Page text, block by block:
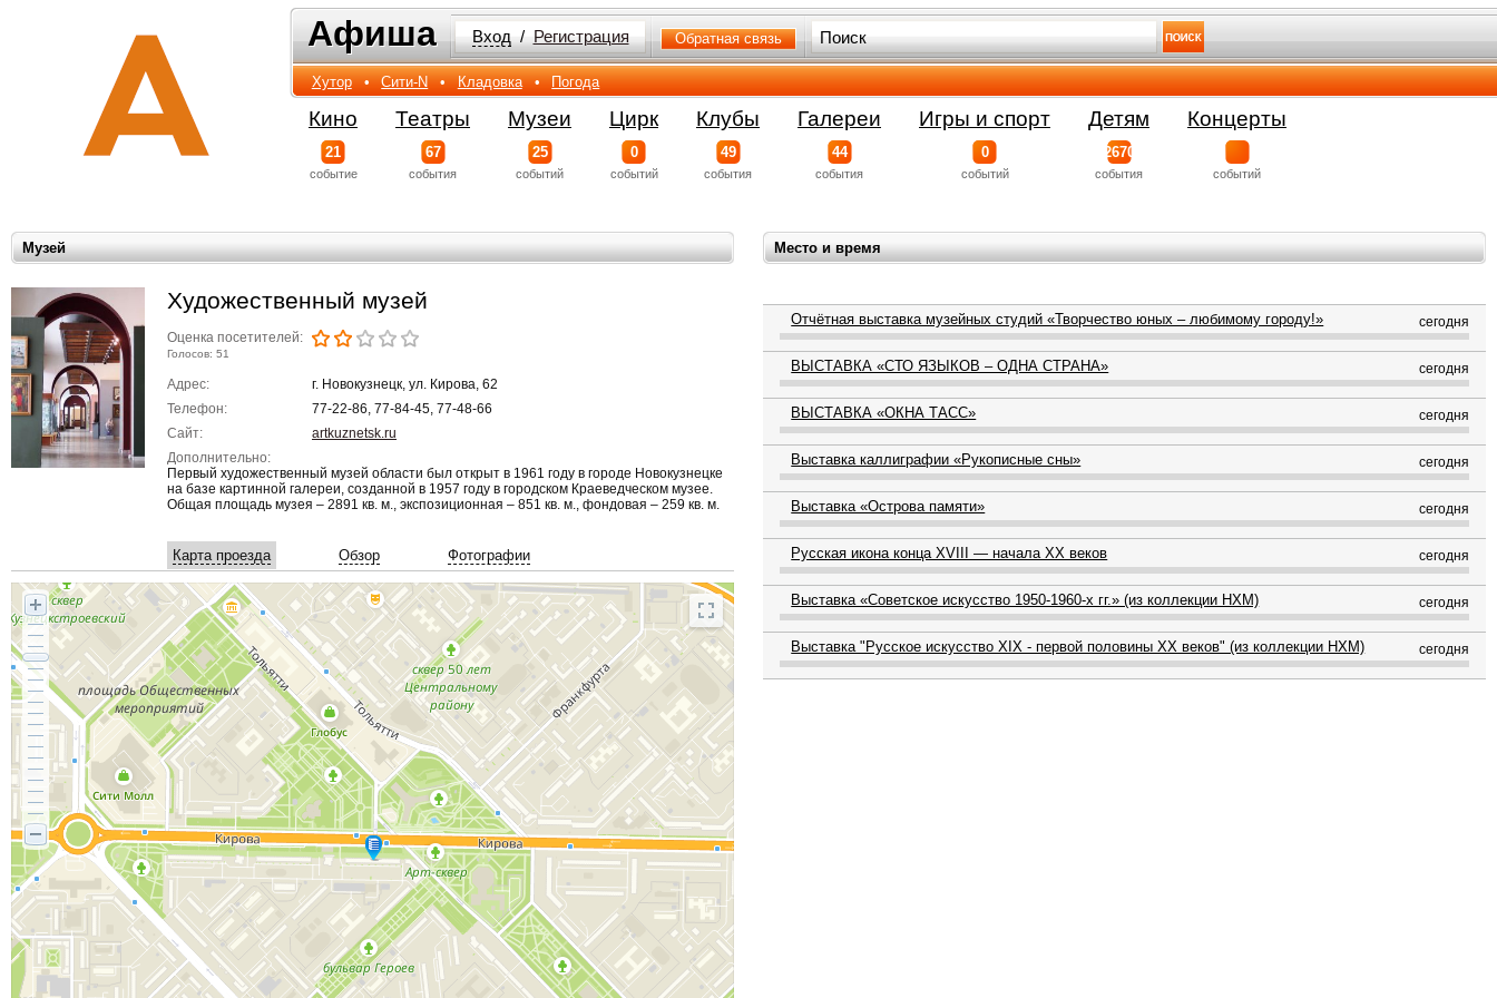
Афиша
Афиша Вход / Регистрация Обратная связь
Хутор • Сити-N • Кладовка • Погода
Кино
21
событиe
Театры
67
события
Музеи
25
событий
Цирк
0
событий
Клубы
49
события
Галереи
44
события
Игры и спорт
0
событий
Детям
2670
события
Концерты
событий
Место и время
Музей
сегодня
Отчётная выставка музейных студий «Творчество юных – любимому городу!»
сегодня
ВЫСТАВКА «СТО ЯЗЫКОВ – ОДНА СТРАНА»
сегодня
ВЫСТАВКА «ОКНА ТАСС»
сегодня
Выставка каллиграфии «Рукописные сны»
сегодня
Выставка «Острова памяти»
сегодня
Русская икона конца XVIII — начала XX веков
сегодня
Выставка «Советское искусство 1950-1960-х гг.» (из коллекции НХМ)
сегодня
Выставка "Русское искусство XIX - первой половины XX веков" (из коллекции НХМ)
Художественный музей
Оценка посетителей:
Голосов: 51
Адрес:
г. Новокузнецк, ул. Кирова, 62
Телефон:
77-22-86, 77-84-45, 77-48-66
Сайт:
artkuznetsk.ru
Дополнительно:
Первый художественный музей области был открыт в 1961 году в городе Новокузнецке
на базе картинной галереи, созданной в 1957 году в городском Краеведческом музее.
Общая площадь музея – 2891 кв. м., экспозиционная – 851 кв. м., фондовая – 259 кв. м.
Карта проезда Обзор Фотографии